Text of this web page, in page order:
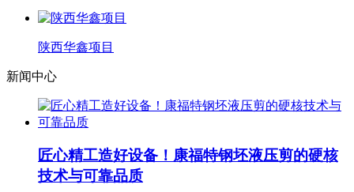
陕西华鑫项目
新闻中心
匠心精工造好设备！康福特钢坯液压剪的硬核
技术与可靠品质